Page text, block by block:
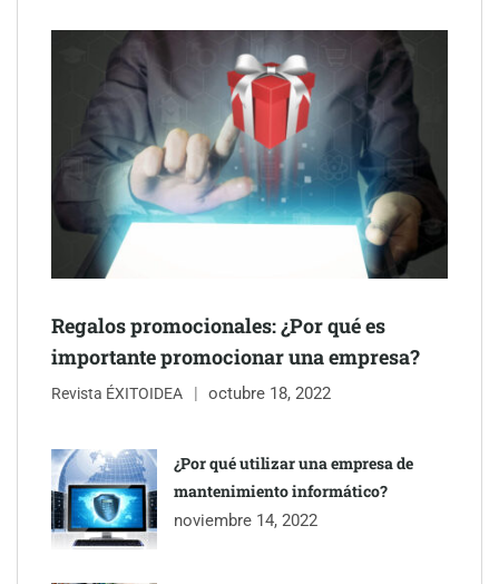
Última llamada: los destinos con las mayores caídas de precios
Regalos promocionales: ¿Por qué es
importante promocionar una empresa?
Revista ÉXITOIDEA octubre 18, 2022
¿Por qué utilizar una empresa de
mantenimiento informático?
noviembre 14, 2022